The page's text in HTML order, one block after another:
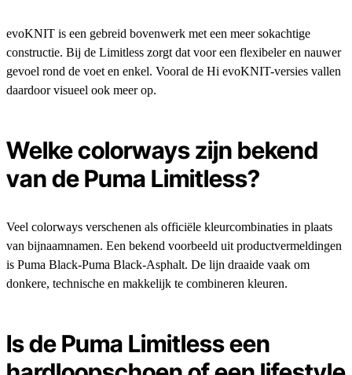
evoKNIT is een gebreid bovenwerk met een meer sokachtige
constructie. Bij de Limitless zorgt dat voor een flexibeler en nauwer
gevoel rond de voet en enkel. Vooral de Hi evoKNIT-versies vallen
daardoor visueel ook meer op.
Welke colorways zijn bekend
van de Puma Limitless?
Veel colorways verschenen als officiële kleurcombinaties in plaats
van bijnaamnamen. Een bekend voorbeeld uit productvermeldingen
is Puma Black-Puma Black-Asphalt. De lijn draaide vaak om
donkere, technische en makkelijk te combineren kleuren.
Is de Puma Limitless een